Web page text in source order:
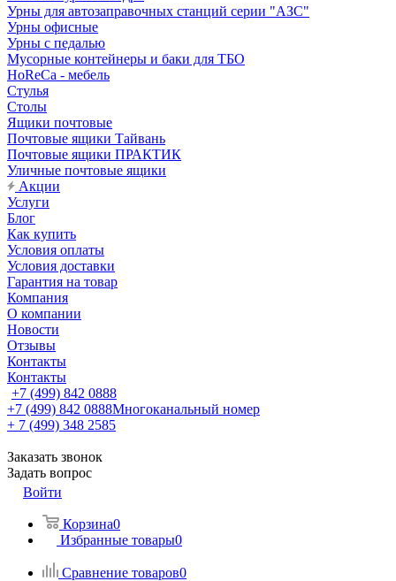
Урны для автозаправочных станций серии "АЗС"
Урны офисные
Урны с педалью
Мусорные контейнеры и баки для ТБО
HoReCa - мебель
Стулья
Столы
Ящики почтовые
Почтовые ящики Тайвань
Почтовые ящики ПРАКТИК
Уличные почтовые ящики
Акции
Услуги
Блог
Как купить
Условия оплаты
Условия доставки
Гарантия на товар
Компания
О компании
Новости
Отзывы
Контакты
Контакты
+7 (499) 842 0888
+7 (499) 842 0888Многоканальный номер
+ 7 (499) 348 2585
Заказать звонок
Задать вопрос
Войти
Корзина0
Избранные товары0
Сравнение товаров0